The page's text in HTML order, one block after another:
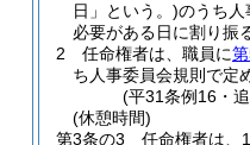
日」という。)のうち人
必要がある日に割り振
2
任命権者は、職員に
ち人事委員会規則で定
(平31条例16・
(休憩時間)
第3条の3
任命権者は、